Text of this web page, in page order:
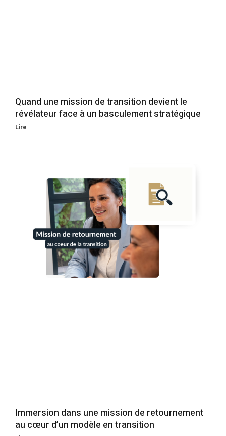
Quand une mission de transition devient le
révélateur face à un basculement stratégique
Lire
Immersion dans une mission de retournement
au cœur d’un modèle en transition